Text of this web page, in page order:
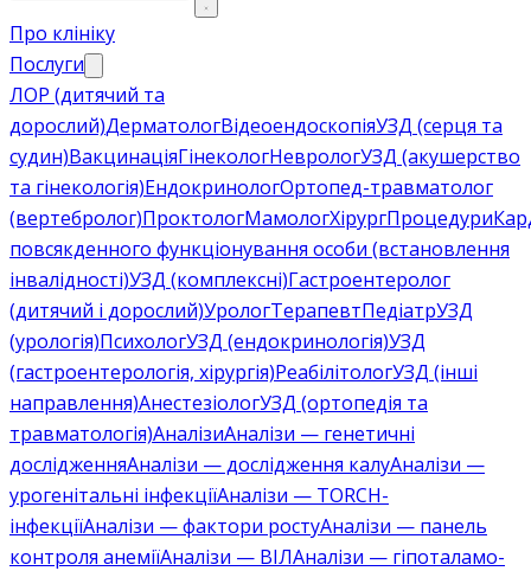
Про клініку
Послуги
ЛОР (дитячий та
дорослий)ДерматологВідеоендоскопіяУЗД (серця та
судин)ВакцинаціяГінекологНеврологУЗД (акушерство
та гінекологія)ЕндокринологОртопед-травматолог
(вертебролог)ПроктологМамологХірургПроцедури
повсякденного функціонування особи (встановлення
інвалідності)УЗД (комплексні)Гастроентеролог
(дитячий і дорослий)УрологТерапевтПедіатрУЗД
(урологія)ПсихологУЗД (ендокринологія)УЗД
(гастроентерологія, хірургія)РеабілітологУЗД (інші
направлення)АнестезіологУЗД (ортопедія та
травматологія)АналізиАналізи — генетичні
дослідженняАналізи — дослідження калуАналізи —
урогенітальні інфекціїАналізи — TORCH-
інфекціїАналізи — фактори ростуАналізи — панель
контроля анеміїАналізи — ВІЛАналізи — гіпоталамо-